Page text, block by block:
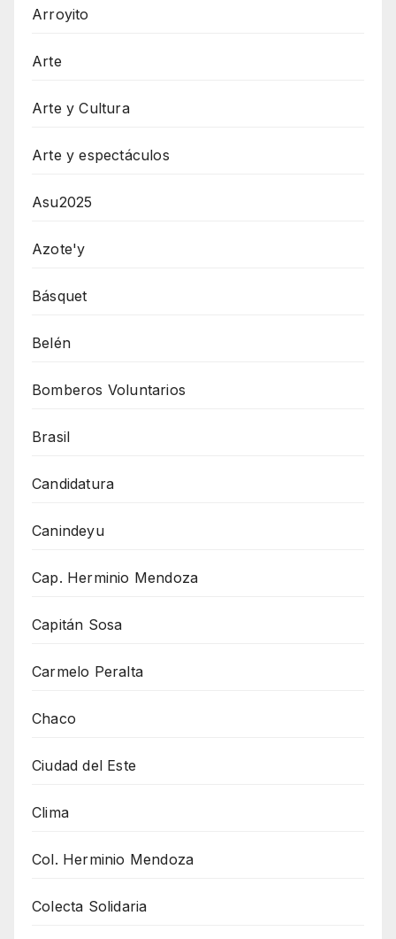
Arroyito
Arte
Arte y Cultura
Arte y espectáculos
Asu2025
Azote'y
Básquet
Belén
Bomberos Voluntarios
Brasil
Candidatura
Canindeyu
Cap. Herminio Mendoza
Capitán Sosa
Carmelo Peralta
Chaco
Ciudad del Este
Clima
Col. Herminio Mendoza
Colecta Solidaria